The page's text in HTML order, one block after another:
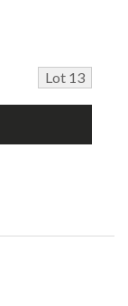
Lot 13